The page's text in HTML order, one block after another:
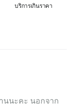
บริการเกินราคา
นนะคะ นอกจาก